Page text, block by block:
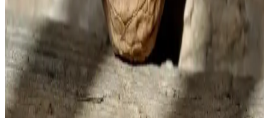
Mahmud Kahve ile Sütlü Köpüklü Kahve
Deneyimini Evinizde Yaratın
Mahmud Kahve, kalıcı ve yoğun köpüğüyle öne çıkan, evde
kolayca hazırlanan sütlü kahve seçeneği sunar. Lezzet ve köpük
kalitesiyle kahve keyfini artırır, tazeliği ve aromasıyla fark yaratır.
Slav Kahvesi: Geleneksel Tatlar ve Modern Tüketim
Eğilimleri Üzerine Analiz